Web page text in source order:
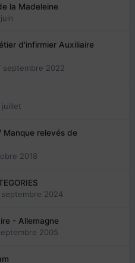
la Madeleine
d'infirmier Auxiliaire
septembre 2022
juillet
Manque relevés de
2018
septembre 2024
- Allemagne
2005